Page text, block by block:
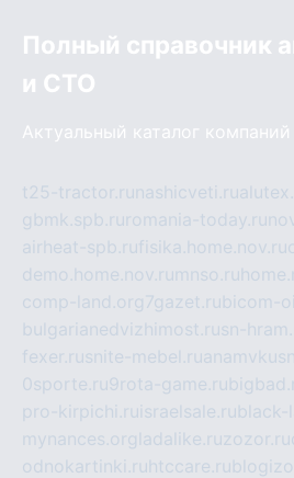
Полный справочник
и СТО
Актуальный каталог
t25-tractor.ru nashicveti.ru
gbmk.spb.ru romania-today.ru
airheat-spb.rufisika.home.nov.ru
demo.home.nov.ru mnso.ru
comp-land.org 7gazet.rubicom-
bulgarianedvizhimost.rusn-
fexer.rusnite-mebel.ru
0sporte.ru9rota-game.ru
pro-kirpichi.ru israelsale.rublack-
mynances.org ladalike.ruzozor.ru
odnokartinki.ru htccare.ru